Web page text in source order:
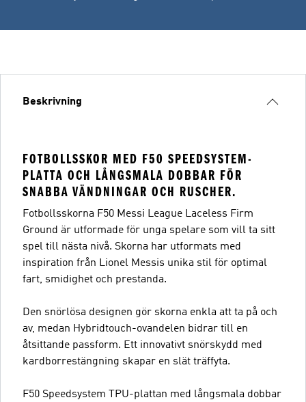
Beskrivning
FOTBOLLSSKOR MED F50 SPEEDSYSTEM-
PLATTA OCH LÅNGSMALA DOBBAR FÖR
SNABBA VÄNDNINGAR OCH RUSCHER.
Fotbollsskorna F50 Messi League Laceless Firm
Ground är utformade för unga spelare som vill ta sitt
spel till nästa nivå. Skorna har utformats med
inspiration från Lionel Messis unika stil för optimal
fart, smidighet och prestanda.
Den snörlösa designen gör skorna enkla att ta på och
av, medan Hybridtouch-ovandelen bidrar till en
åtsittande passform. Ett innovativt snörskydd med
kardborrestängning skapar en slät träffyta.
F50 Speedsystem TPU-plattan med långsmala dobbar